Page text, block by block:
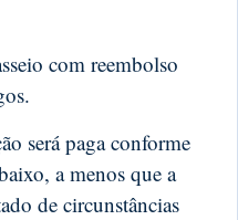
com reembolso
será paga conforme
a menos que a
de circunstâncias